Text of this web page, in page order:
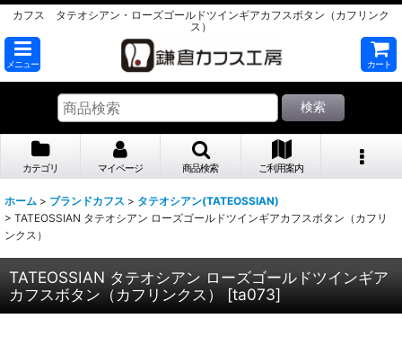
カフス タテオシアン・ローズゴールドツインギアカフスボタン（カフリンク
ス）
メニュー カート
検索
カテゴリ マイページ 商品検索 ご利用案内
ホーム > ブランドカフス > タテオシアン(TATEOSSIAN)
> TATEOSSIAN タテオシアン ローズゴールドツインギアカフスボタン（カフリ
ンクス）
TATEOSSIAN タテオシアン ローズゴールドツインギア
カフスボタン（カフリンクス）
[ta073]